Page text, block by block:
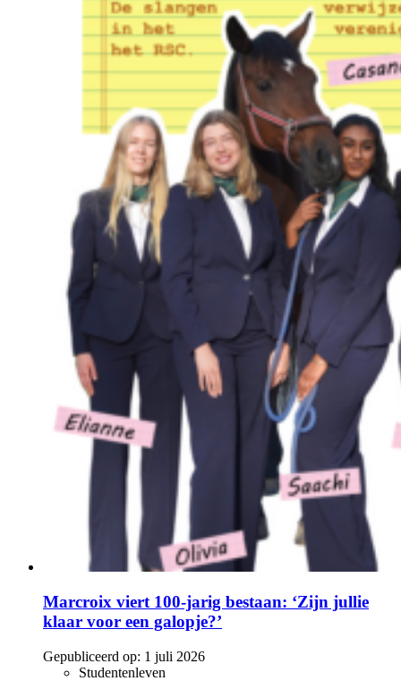
Marcroix viert 100-jarig bestaan: ‘Zijn jullie
klaar voor een galopje?’
Gepubliceerd op: 1 juli 2026
Studentenleven